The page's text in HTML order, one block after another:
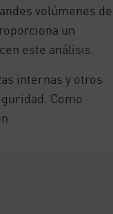
volúmenes de
un
este análisis.
internas y otros
Como